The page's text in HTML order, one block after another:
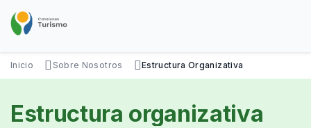
contenido
SOBRE NOSOTROS
DISFRUTÁ
VISITÁ
DATOS ÚTILES
Inicio Sobre Nosotros Estructura Organizativa
Estructura organizativa